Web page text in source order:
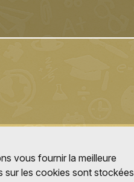
vous fournir la meilleure
sur les cookies sont stockées